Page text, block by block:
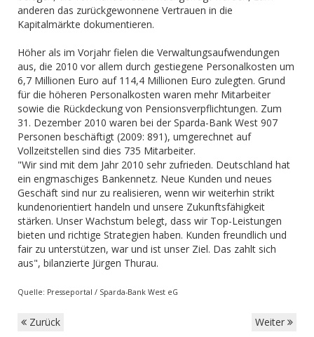
anderen das zurückgewonnene Vertrauen in die
Kapitalmärkte dokumentieren.
Höher als im Vorjahr fielen die Verwaltungsaufwendungen
aus, die 2010 vor allem durch gestiegene Personalkosten um
6,7 Millionen Euro auf 114,4 Millionen Euro zulegten. Grund
für die höheren Personalkosten waren mehr Mitarbeiter
sowie die Rückdeckung von Pensionsverpflichtungen. Zum
31. Dezember 2010 waren bei der Sparda-Bank West 907
Personen beschäftigt (2009: 891), umgerechnet auf
Vollzeitstellen sind dies 735 Mitarbeiter.
"Wir sind mit dem Jahr 2010 sehr zufrieden. Deutschland hat
ein engmaschiges Bankennetz. Neue Kunden und neues
Geschäft sind nur zu realisieren, wenn wir weiterhin strikt
kundenorientiert handeln und unsere Zukunftsfähigkeit
stärken. Unser Wachstum belegt, dass wir Top-Leistungen
bieten und richtige Strategien haben. Kunden freundlich und
fair zu unterstützen, war und ist unser Ziel. Das zahlt sich
aus", bilanzierte Jürgen Thurau.
Quelle: Presseportal / Sparda-Bank West eG
Zurück Weiter